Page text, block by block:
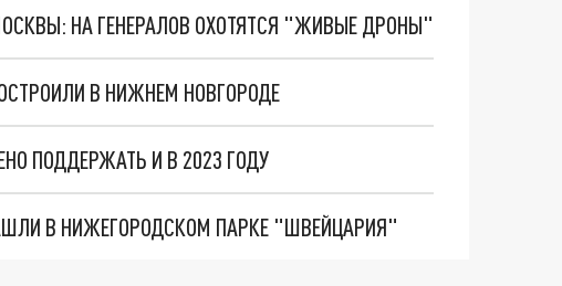
НА ГЕНЕРАЛОВ ОХОТЯТСЯ "ЖИВЫЕ ДРОНЫ"
В НИЖНЕМ НОВГОРОДЕ
ПОДДЕРЖАТЬ И В 2023 ГОДУ
В НИЖЕГОРОДСКОМ ПАРКЕ "ШВЕЙЦАРИЯ"